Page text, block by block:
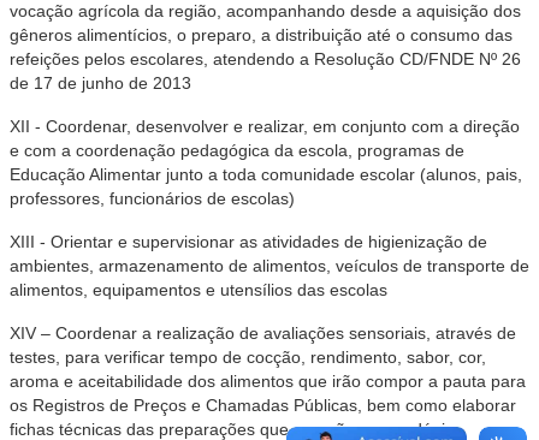
vocação agrícola da região, acompanhando desde a aquisição dos
gêneros alimentícios, o preparo, a distribuição até o consumo das
refeições pelos escolares, atendendo a Resolução CD/FNDE Nº 26
de 17 de junho de 2013
XII - Coordenar, desenvolver e realizar, em conjunto com a direção
e com a coordenação pedagógica da escola, programas de
Educação Alimentar junto a toda comunidade escolar (alunos, pais,
professores, funcionários de escolas)
XIII - Orientar e supervisionar as atividades de higienização de
ambientes, armazenamento de alimentos, veículos de transporte de
alimentos, equipamentos e utensílios das escolas
XIV – Coordenar a realização de avaliações sensoriais, através de
testes, para verificar tempo de cocção, rendimento, sabor, cor,
aroma e aceitabilidade dos alimentos que irão compor a pauta para
os Registros de Preços e Chamadas Públicas, bem como elaborar
fichas técnicas das preparações que compõem o cardápio